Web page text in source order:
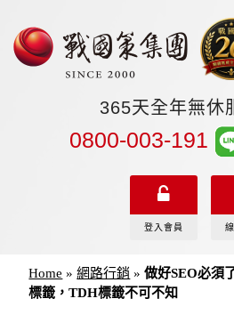
365天全年無休
0800-003-191
登入會員
Home »網路行銷 »做好SEO必須
標籤，TDH標籤不可不知